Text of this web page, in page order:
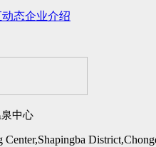
态企业介绍
中心